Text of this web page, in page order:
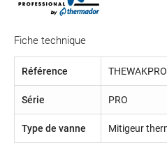
Fiche technique
Référence
Série PRO
Type de vanne Mitigeur